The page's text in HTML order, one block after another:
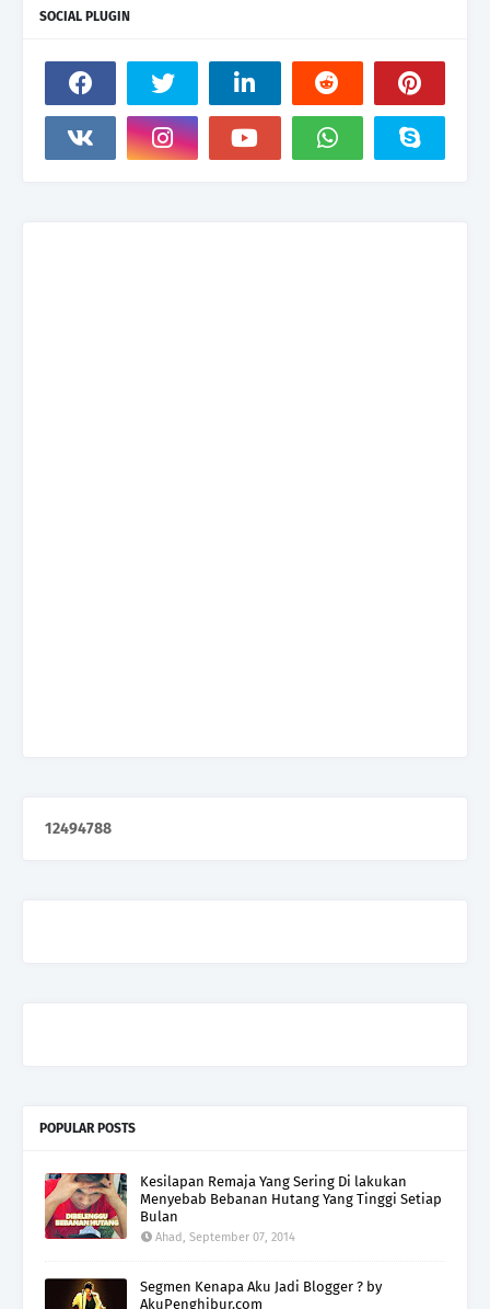
SOCIAL PLUGIN
12494788
POPULAR POSTS
Kesilapan Remaja Yang Sering Di lakukan
Menyebab Bebanan Hutang Yang Tinggi Setiap
Bulan
Ahad, September 07, 2014
Segmen Kenapa Aku Jadi Blogger ? by
AkuPenghibur.com